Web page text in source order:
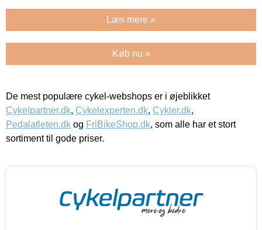
Læs mere »
Køb nu »
De mest populære cykel-webshops er i øjeblikket
Cykelpartner.dk, Cykelexperten.dk, Cykler.dk,
Pedalatleten.dk og FriBikeShop.dk, som alle har et stort
sortiment til gode priser.